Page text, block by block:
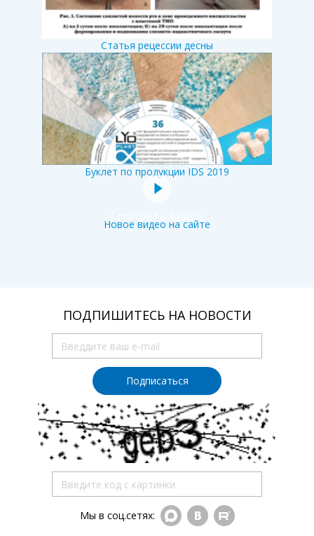
Статья рецессии десны
Буклет по продукции IDS 2019
Новое видео на сайте
ПОДПИШИТЕСЬ НА НОВОСТИ
Подписаться
Мы в соц.сетях: